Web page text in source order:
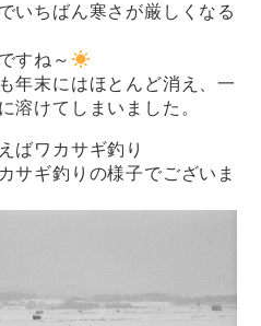
いちばん寒さが厳しくなる
すね～
年末にはほとんど消え、一
溶けてしまいました。
ばワカサギ釣り
サギ釣りの様子でございま